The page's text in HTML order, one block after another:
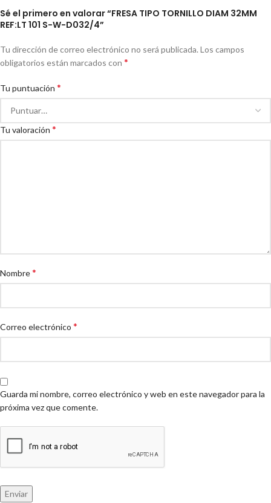
Sé el primero en valorar “FRESA TIPO TORNILLO DIAM 32MM
REF:LT 101 S-W-D032/4”
Tu dirección de correo electrónico no será publicada. Los campos
obligatorios están marcados con *
Tu puntuación *
Tu valoración *
Nombre*
Correo electrónico *
Guarda mi nombre, correo electrónico y web en este navegador para la
próxima vez que comente.